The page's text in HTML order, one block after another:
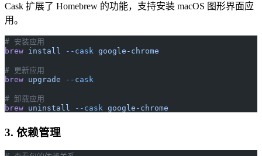
Cask 扩展了 Homebrew 的功能，支持安装 macOS 图形界面应
用。
# 安装应用
brew install --cask google-chrome
# 更新应用
brew upgrade --cask
# 卸载应用
brew uninstall --cask google-chrome
3. 依赖管理